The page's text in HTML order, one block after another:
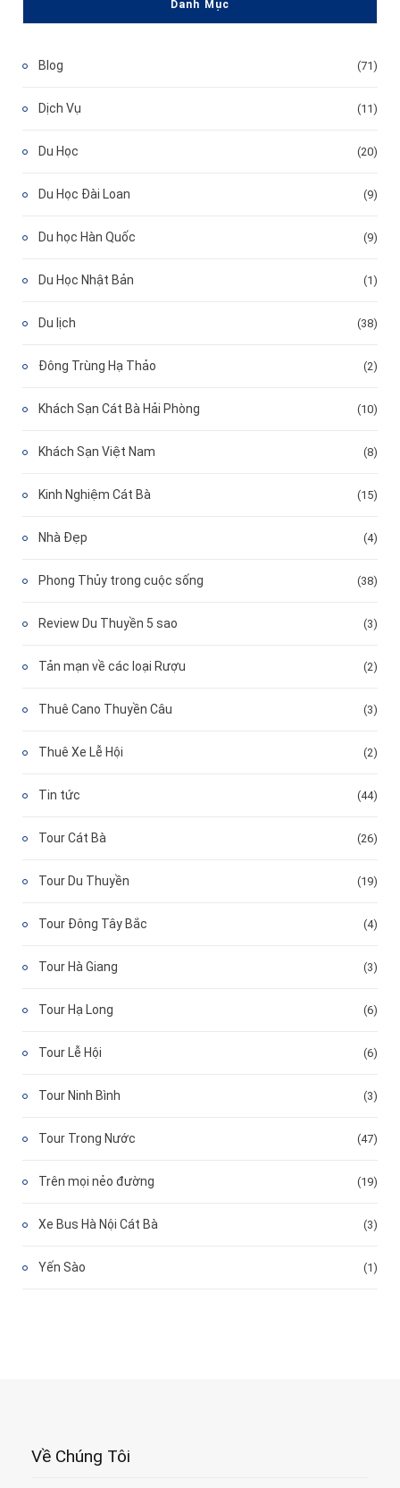
Danh Mục
Blog (71)
Dịch Vụ (11)
Du Học (20)
Du Học Đài Loan (9)
Du học Hàn Quốc (9)
Du Học Nhật Bản (1)
Du lịch (38)
Đông Trùng Hạ Thảo (2)
Khách Sạn Cát Bà Hải Phòng (10)
Khách Sạn Việt Nam (8)
Kinh Nghiệm Cát Bà (15)
Nhà Đẹp (4)
Phong Thủy trong cuộc sống (38)
Review Du Thuyền 5 sao (3)
Tản mạn về các loại Rượu (2)
Thuê Cano Thuyền Câu (3)
Thuê Xe Lễ Hội (2)
Tin tức (44)
Tour Cát Bà (26)
Tour Du Thuyền (19)
Tour Đông Tây Bắc (4)
Tour Hà Giang (3)
Tour Hạ Long (6)
Tour Lễ Hội (6)
Tour Ninh Bình (3)
Tour Trong Nước (47)
Trên mọi nẻo đường (19)
Xe Bus Hà Nội Cát Bà (3)
Yến Sào (1)
Về Chúng Tôi